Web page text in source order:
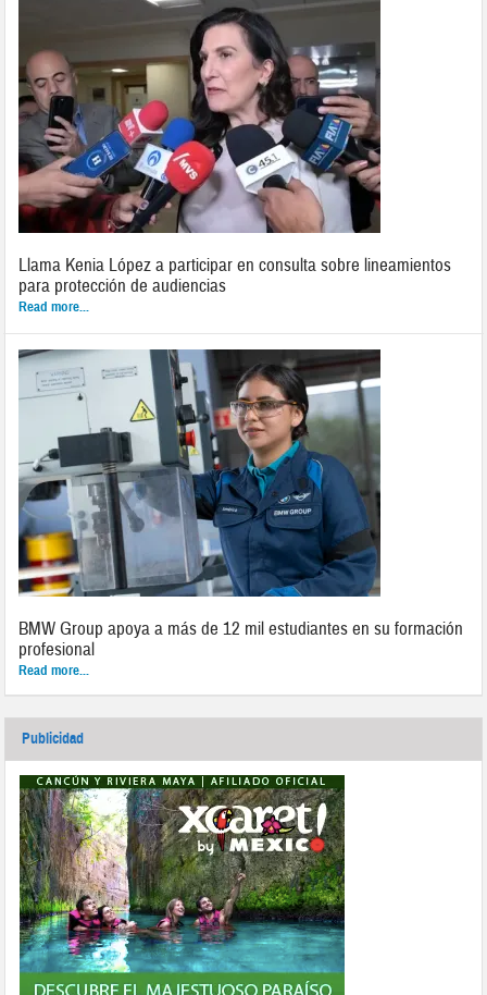
Llama Kenia López a participar en consulta sobre lineamientos
para protección de audiencias
Read more...
BMW Group apoya a más de 12 mil estudiantes en su formación
profesional
Read more...
Publicidad